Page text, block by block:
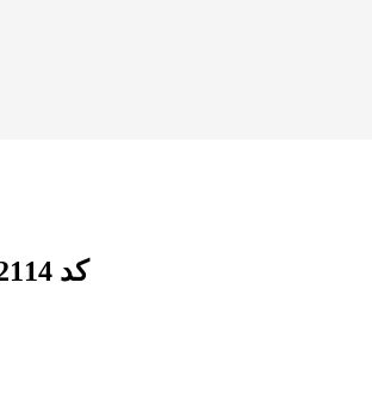
روتختی دو نفره شش تکه برگ پاییزی کارینا Carina کد 2114